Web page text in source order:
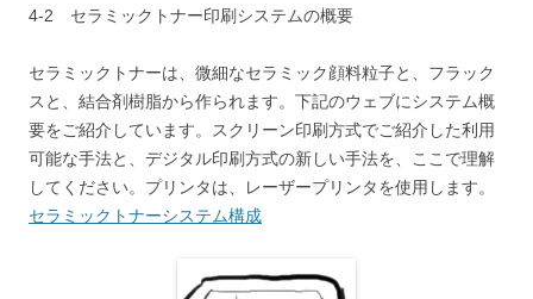
4-2 セラミックトナー印刷システムの概要
セラミックトナーは、微細なセラミック顔料粒子と、フラック
スと、結合剤樹脂から作られます。下記のウェブにシステム概
要をご紹介しています。スクリーン印刷方式でご紹介した利用
可能な手法と、デジタル印刷方式の新しい手法を、ここで理解
してください。プリンタは、レーザープリンタを使用します。
セラミックトナーシステム構成